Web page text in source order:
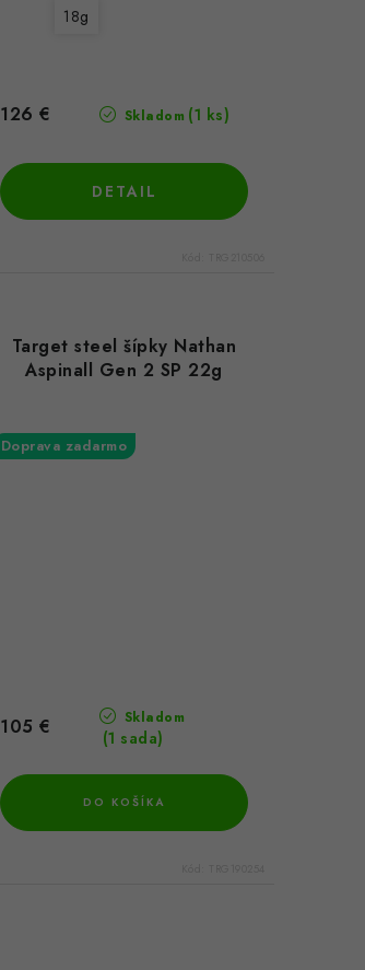
18g
Skladom (1 ks)
126 €
DETAIL
Target steel šípky Nathan
Aspinall Gen 2 SP 22g
Doprava zadarmo
Skladom
(1 sada)
105 €
DO KOŠÍKA